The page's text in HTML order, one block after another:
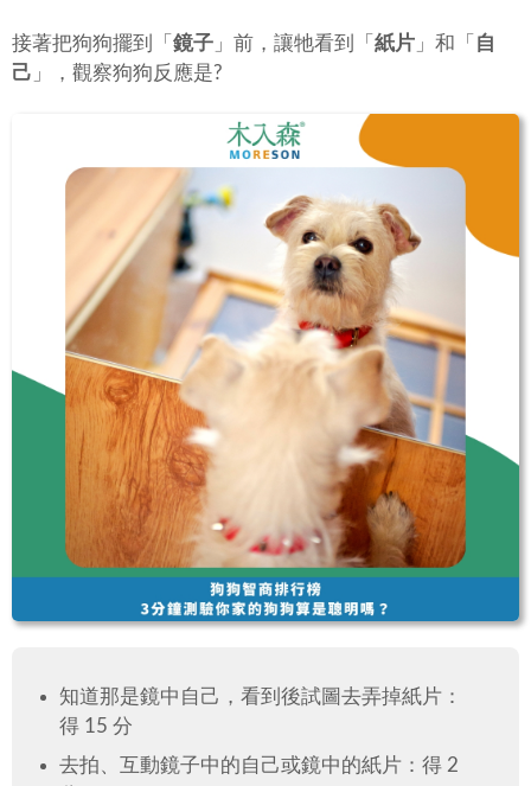
接著把狗狗擺到「 鏡子 」前，讓牠看到「 紙片 」和「 自
己 」，觀察狗狗反應是?
知道那是鏡中自己，看到後試圖去弄掉紙片：
得 15 分
去拍、互動鏡子中的自己或鏡中的紙片：得 2